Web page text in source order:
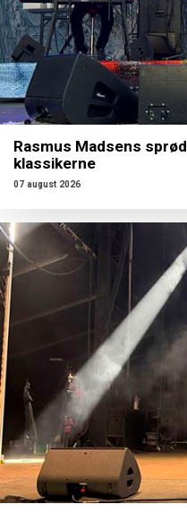
Rasmus Madsens
klassikerne
07 august 2026